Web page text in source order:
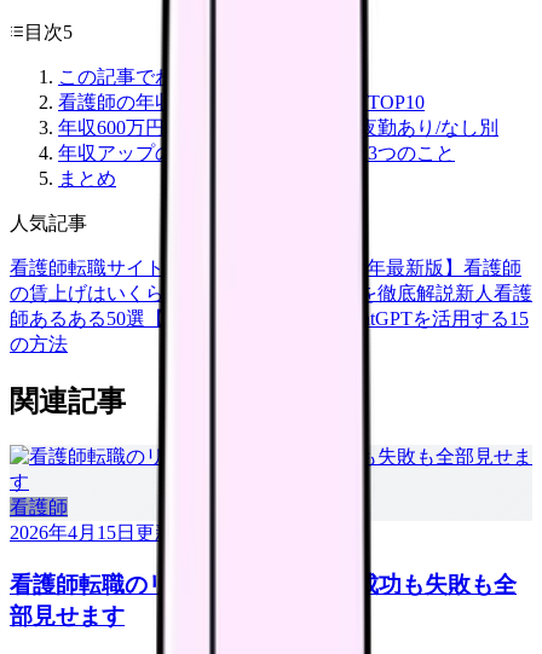
目次5
この記事でわかること
看護師の年収が高い職場ランキングTOP10
年収600万円以上を目指すルート｜夜勤あり/なし別
年収アップのために今日からできる3つのこと
まとめ
人気記事
看護師転職サイトランキングTOP5【2026年最新版】 看護師
の賃上げはいくら？2026年度の最新情報を徹底解説新人看護
師あるある50選【共感必至】
看護師がChatGPTを活用する15
の方法
関連記事
看護師
2026年4月15日 更新
看護師転職のリアル体験談12選｜成功も失敗も全
部見せます